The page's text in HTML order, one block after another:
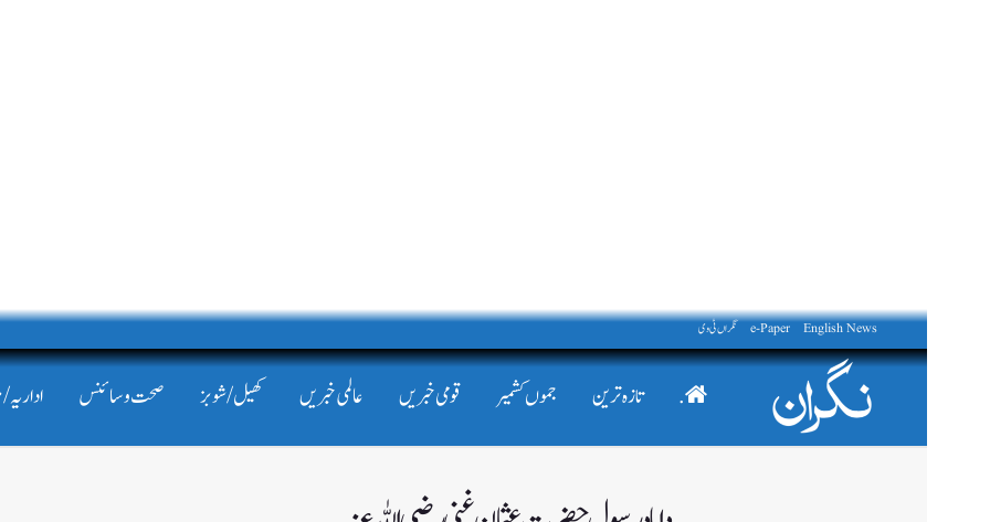
English News
e-Paper نگراں ٹی وی
. تازہ ترین جموں کشمیر قومی خبریں عالمی خبریں کھیل/شوبز صحت و سائنس